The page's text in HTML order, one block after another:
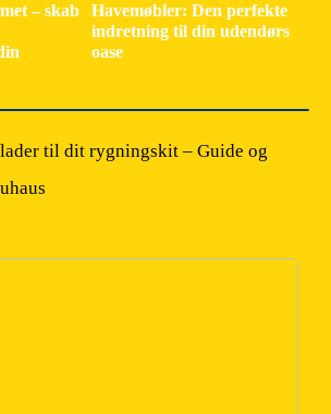
– skab
Havemøbler: Den perfekte
indretning til din udendørs
oase
til dit rygningskit – Guide og